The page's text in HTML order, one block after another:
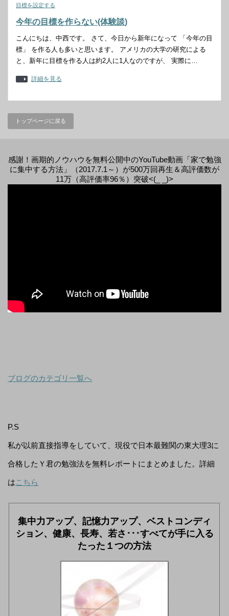
目標を設定する
今年の目標を作らない(体験談)
こんにちは、中西です。 さて、今日から新年になって 「今年の目
標」 を作る人も多いと思います。 アメリカの大学の研究による
と、新年に目標を作る人は約2人に1人なのですが、 実際に…
詳細を見る
トップページに戻る
感謝！画期的ノウハウを無料公開中のYouTube動画「家で勉強
に集中する方法」（2017.7.1～）が500万回再生＆高評価数が
11万（高評価率96％）突破<(_ _)>
ブログのカテゴリ一覧へ
P.S
私が以前直接指導をしていて、現役で日本最難関の東大理3に
合格したＹ君の勉強法を無料レポートにまとめました。詳細
はこちら
集中力アップ、記憶力アップ、ベストコンディ
ション、健康、長寿、若さ･･･すべてが手に入る
たった１つの方法